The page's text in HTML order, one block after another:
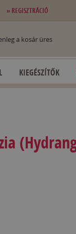
» REGISZTRÁCIÓ
a kosár üres
KIEGÉSZÍTŐK